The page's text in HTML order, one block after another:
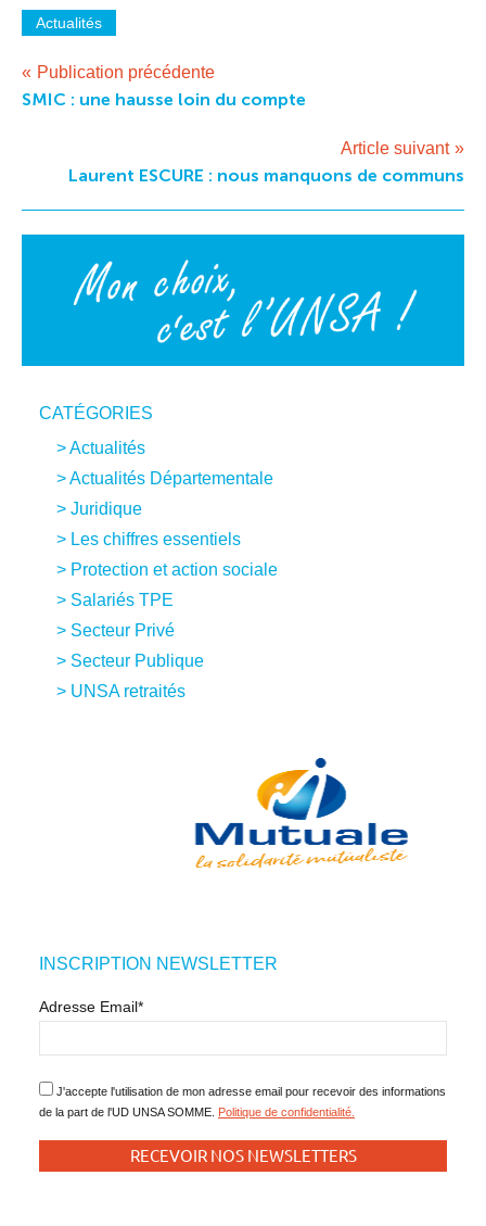
Actualités
Navigation
de
Publication précédente
SMIC : une hausse loin du compte
Article suivant
Laurent ESCURE : nous manquons de communs
CATÉGORIES
Actualités
Actualités Départementale
Juridique
Les chiffres essentiels
Protection et action sociale
Salariés TPE
Secteur Privé
Secteur Publique
UNSA retraités
INSCRIPTION NEWSLETTER
Adresse Email*
J'accepte l'utilisation de mon adresse email pour recevoir des informations
de la part de l'UD UNSA SOMME. Politique de confidentialité.